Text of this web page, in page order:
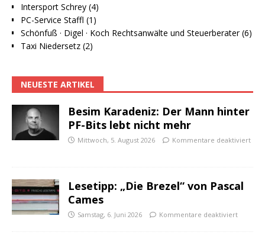
Intersport Schrey (4)
PC-Service Staffl (1)
Schönfuß · Digel · Koch Rechtsanwälte und Steuerberater (6)
Taxi Niedersetz (2)
NEUESTE ARTIKEL
Besim Karadeniz: Der Mann hinter
PF-Bits lebt nicht mehr
Mittwoch, 5. August 2026 Kommentare deaktiviert
Lesetipp: „Die Brezel“ von Pascal
Cames
Samstag, 6. Juni 2026 Kommentare deaktiviert